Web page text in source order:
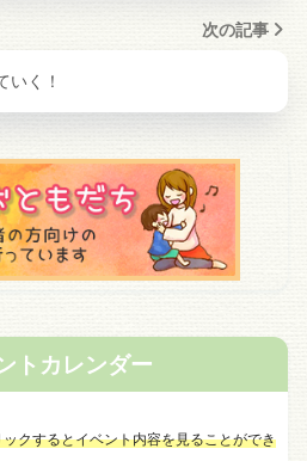
次の記事
いく！
トカレンダー
クするとイベント内容を見ることができ